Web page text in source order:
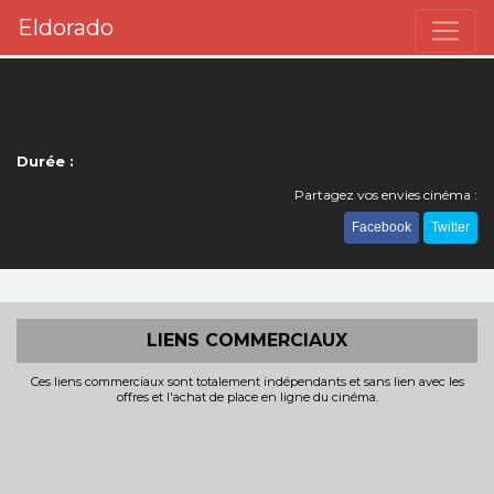
Eldorado
Durée :
Partagez vos envies cinéma :
Facebook Twitter
LIENS COMMERCIAUX
Ces liens commerciaux sont totalement indépendants et sans lien avec les
offres et l'achat de place en ligne du cinéma.